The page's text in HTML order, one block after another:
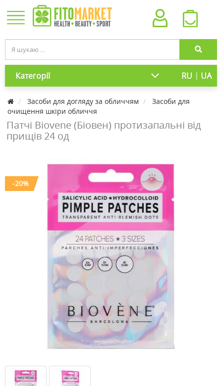
Категорії RU | UA
Засоби для догляду за обличчям
Засоби для
очищення шкіри обличчя
Патчі Biovene (Біовен) протизапальні від
прищів 24 од
-20%